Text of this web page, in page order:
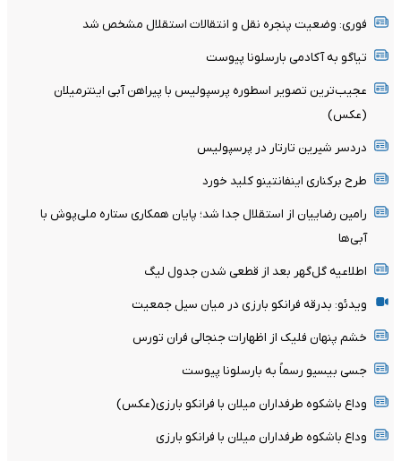
فوری: وضعیت پنجره نقل و انتقالات استقلال مشخص شد
تیاگو به آکادمی بارسلونا پیوست
عجیب‌ترین تصویر اسطوره پرسپولیس با پیراهن آبی اینترمیلان
(عکس)
دردسر شیرین تارتار در پرسپولیس
طرح برکناری اینفانتینو کلید خورد
رامین رضاییان از استقلال جدا شد؛ پایان همکاری ستاره ملی‌پوش با
آبی‌ها
اطلاعیه گل‌گهر بعد از قطعی شدن جدول لیگ
ویدئو: بدرقه فرانکو بارزی در میان سیل جمعیت
خشم پنهان فلیک از اظهارات جنجالی فران تورس
جسی بیسیو رسماً به بارسلونا پیوست
وداع باشکوه طرفداران میلان با فرانکو بارزی(عکس)
وداع باشکوه طرفداران میلان با فرانکو بارزی